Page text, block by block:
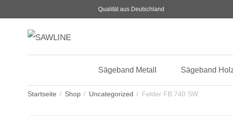
Qualität aus Deutschland
Sägeband Metall Sägeband
Startseite Shop Uncategorized Felder FB 740 SW